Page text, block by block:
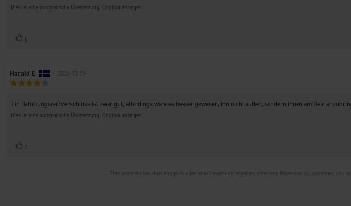
Sternen
Dies ist eine automatische Übersetzung. Original anzeigen.
Stimme
0
Autor
der
Harald E • Bewertungsdatum:
2024-12-29
5
Sternen
Rezensionstext:
Ein Belüftungsreißverschluss ist zwar gut, allerdings wäre es besser gewesen, ihn nicht außen, sondern innen am Bein
Dies ist eine automatische Übersetzung. Original anzeigen.
Stimme
2
Bitte beachten Sie, dass einige Kunden eine Bewertung abgeben, ohne eine Rezension zu schreiben,